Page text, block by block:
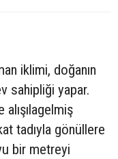
iklimi, doğanın
sahipliği yapar.
tadıyla gönüllere
bir metreyi